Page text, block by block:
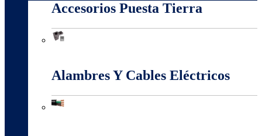
Accesorios Puesta Tierra
Alambres Y Cables Eléctricos